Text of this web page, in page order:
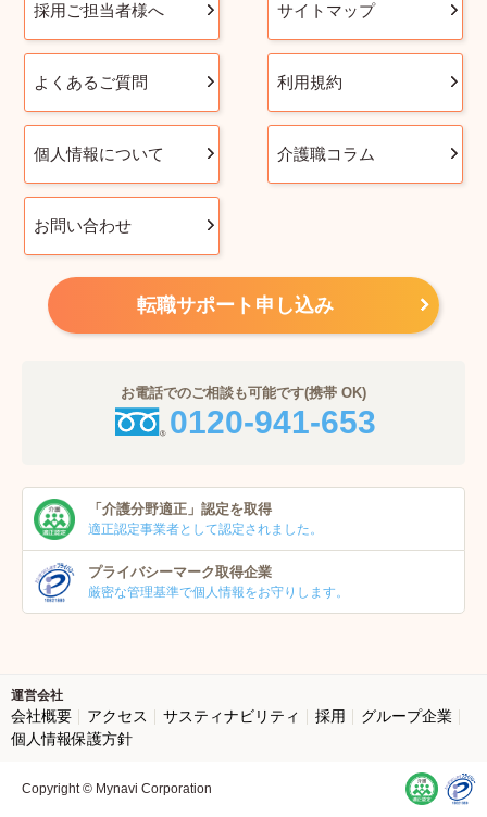
採用ご担当者様へ サイトマップ
よくあるご質問 利用規約
個人情報について 介護職コラム
お問い合わせ
転職サポート申し込み
お電話でのご相談も可能です(携帯 OK)
0120-941-653
「介護分野適正」 認定を取得
適正認定事業者として認定されました。
プライバシーマーク取得企業
厳密な管理基準で個人情報をお守りします。
運営会社
会社概要 アクセス サスティナビリティ 採用
グループ企業
個人情報保護方針
Copyright © Mynavi Corporation